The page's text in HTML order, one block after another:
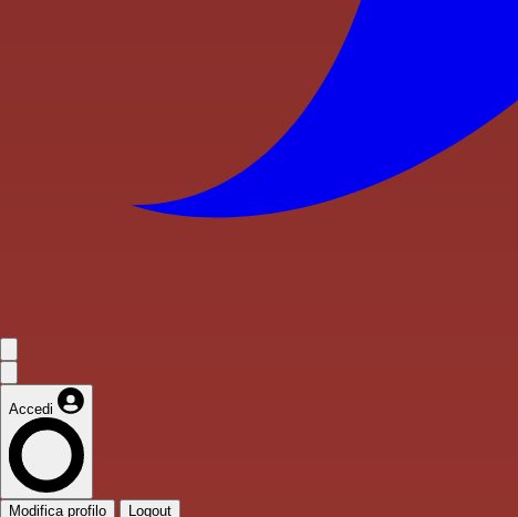
Accedi
Modifica profilo Logout